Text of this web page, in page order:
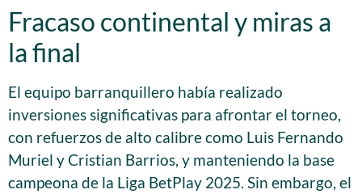
Fracaso continental y miras a
la final
El equipo barranquillero había realizado
inversiones significativas para afrontar el torneo,
con refuerzos de alto calibre como Luis Fernando
Muriel y Cristian Barrios, y manteniendo la base
campeona de la Liga BetPlay 2025. Sin embargo, el